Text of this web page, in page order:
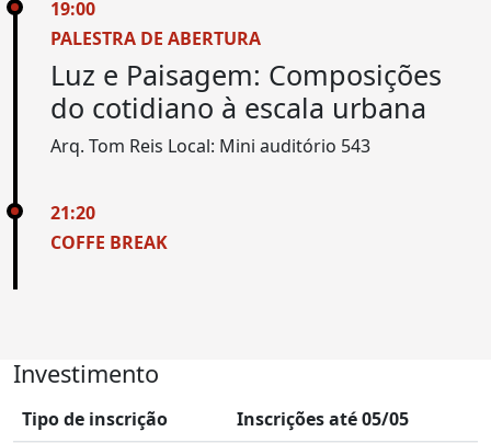
19:00
PALESTRA DE ABERTURA
Luz e Paisagem: Composições
do cotidiano à escala urbana
Arq. Tom Reis Local: Mini auditório 543
21:20
COFFE BREAK
Investimento
Tipo de inscrição
Inscrições até 05/05